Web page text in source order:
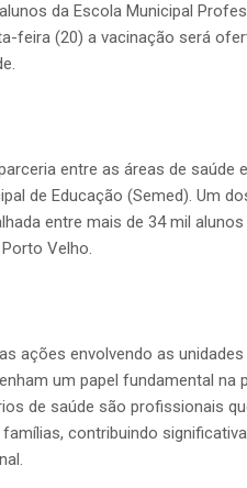
da Escola Municipal
feira (20) a vacinação será
entre as áreas de saúde
de Educação (Semed). Um
entre mais de 34 mil
Velho.
ações envolvendo as
um papel fundamental na
de saúde são profissionais
contribuindo